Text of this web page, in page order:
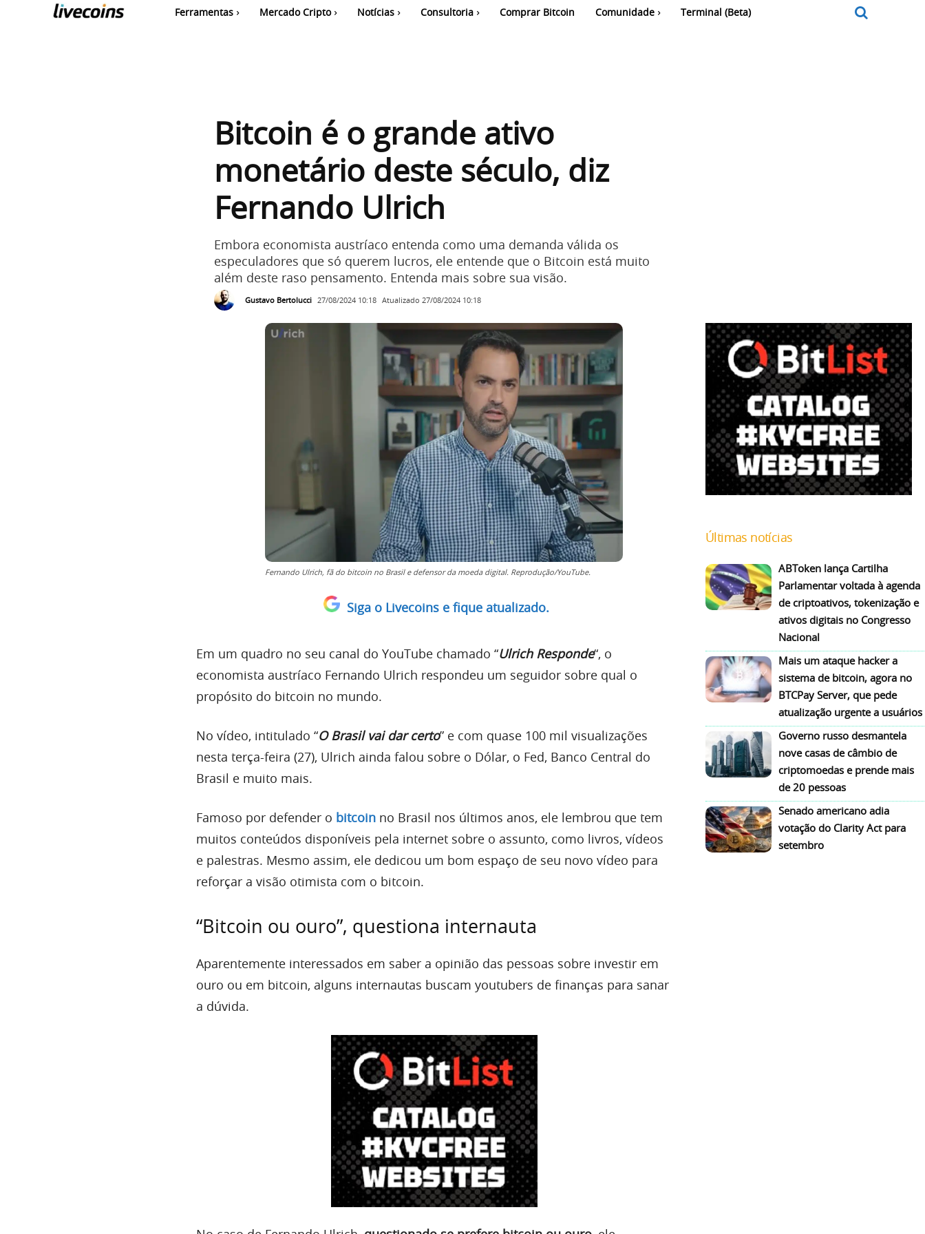
Ferramentas Mercado Cripto Notícias Consultoria Comprar Bitcoin Comunidade Terminal (Beta)
Bitcoin é o grande ativo
monetário deste século, diz
Fernando Ulrich
Embora economista austríaco entenda como uma demanda válida os
especuladores que só querem lucros, ele entende que o Bitcoin está muito
além deste raso pensamento. Entenda mais sobre sua visão.
Gustavo Bertolucci 27/08/2024 10:18 Atualizado 27/08/2024 10:18
Fernando Ulrich, fã do bitcoin no Brasil e defensor da moeda digital. Reprodução/YouTube.
Siga o Livecoins e fique atualizado.
Em um quadro no seu canal do YouTube chamado “Ulrich Responde“, o
economista austríaco Fernando Ulrich respondeu um seguidor sobre qual o
propósito do bitcoin no mundo.
No vídeo, intitulado “O Brasil vai dar certo” e com quase 100 mil visualizações
nesta terça-feira (27), Ulrich ainda falou sobre o Dólar, o Fed, Banco Central do
Brasil e muito mais.
Famoso por defender o bitcoin no Brasil nos últimos anos, ele lembrou que tem
muitos conteúdos disponíveis pela internet sobre o assunto, como livros, vídeos
e palestras. Mesmo assim, ele dedicou um bom espaço de seu novo vídeo para
reforçar a visão otimista com o bitcoin.
“Bitcoin ou ouro”, questiona internauta
Aparentemente interessados em saber a opinião das pessoas sobre investir em
ouro ou em bitcoin, alguns internautas buscam youtubers de finanças para sanar
a dúvida.
Últimas notícias
ABToken lança Cartilha
Parlamentar voltada à agenda
de criptoativos, tokenização e
ativos digitais no Congresso
Nacional
Mais um ataque hacker a
sistema de bitcoin, agora no
BTCPay Server, que pede
atualização urgente a usuários
Governo russo desmantela
nove casas de câmbio de
criptomoedas e prende mais
de 20 pessoas
Senado americano adia
votação do Clarity Act para
setembro